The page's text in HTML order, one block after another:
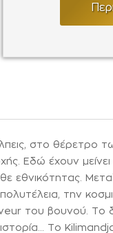
στο θέρετρο
Εδώ έχουν
εθνικότητας.
την
του βουνού. Το
Το